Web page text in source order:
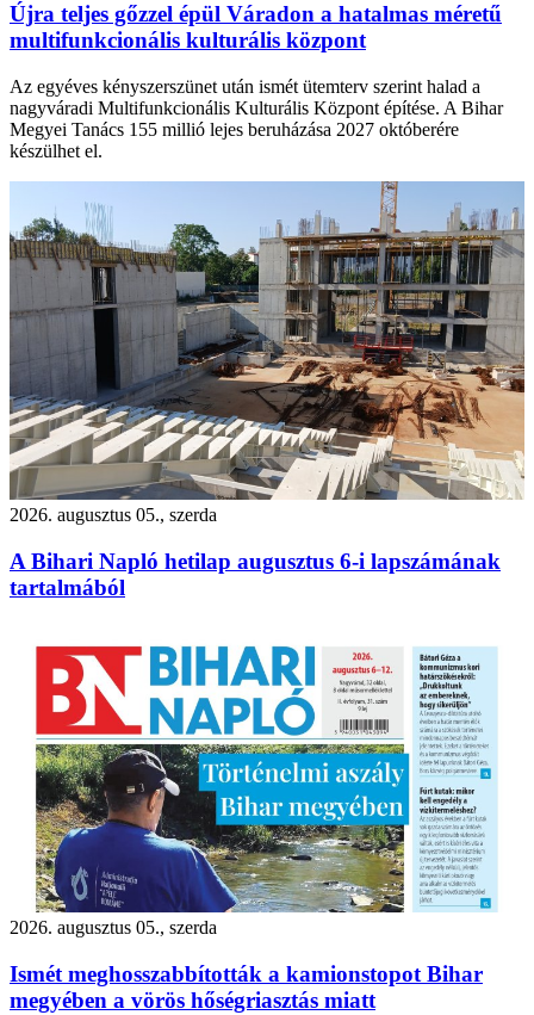
Újra teljes gőzzel épül Váradon a hatalmas méretű
multifunkcionális kulturális központ
Az egyéves kényszerszünet után ismét ütemterv szerint halad a
nagyváradi Multifunkcionális Kulturális Központ építése. A Bihar
Megyei Tanács 155 millió lejes beruházása 2027 októberére
készülhet el.
2026. augusztus 05., szerda
A Bihari Napló hetilap augusztus 6-i lapszámának
tartalmából
2026. augusztus 05., szerda
Ismét meghosszabbították a kamionstopot Bihar
megyében a vörös hőségriasztás miatt